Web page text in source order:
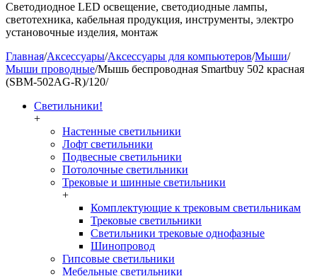
Светодиодное LED освещение, светодиодные лампы,
светотехника, кабельная продукция, инструменты, электро
установочные изделия, монтаж
Главная/Аксессуары/Аксессуары для компьютеров/Мыши/
Мыши проводные/Мышь беспроводная Smartbuy 502 красная
(SBM-502AG-R)/120/
Светильники!
+
Настенные светильники
Лофт светильники
Подвесные светильники
Потолочные светильники
Трековые и шинные светильники
+
Комплектующие к трековым светильникам
Трековые светильники
Светильники трековые однофазные
Шинопровод
Гипсовые светильники
Мебельные светильники